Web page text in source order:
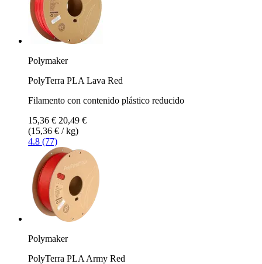
Polymaker
PolyTerra PLA Lava Red
Filamento con contenido plástico reducido
15,36 € 20,49 €
(15,36 € / kg)
4.8 (77)
Polymaker
PolyTerra PLA Army Red